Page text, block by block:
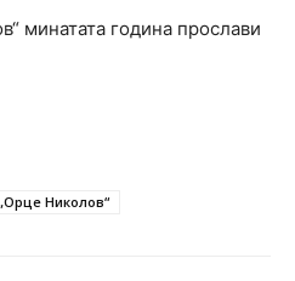
минатата година прослави
Николов“